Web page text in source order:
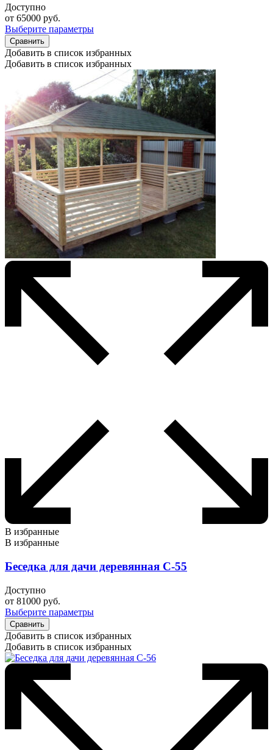
Доступно
от 65000 руб.
Выберите параметры
Сравнить
Добавить в список избранных
Добавить в список избранных
В избранные
В избранные
Беседка для дачи деревянная С-55
Доступно
от 81000 руб.
Выберите параметры
Сравнить
Добавить в список избранных
Добавить в список избранных